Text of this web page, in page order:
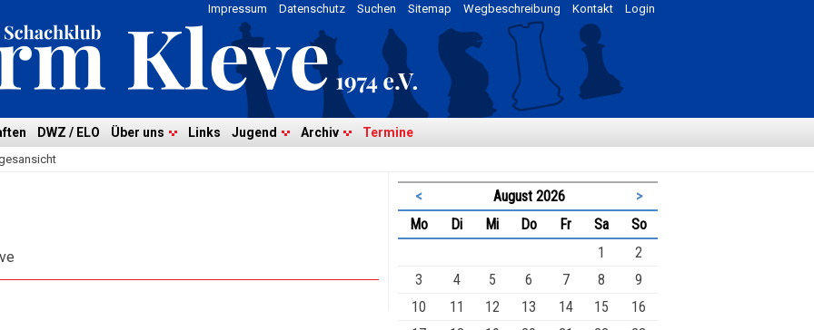
Login
Kontakt
Wegbeschreibung
Sitemap
Suchen
Datenschutz
Impressum
DWZ / ELO Über uns Links Jugend Archiv Termine
< August 2026
>
Montag Dienstag
Mittwoch
Donnerstag
FreitagSamstag
Sonntag
1
2
3
4 5 6 7 8
9
10
11 12 13 14 15
16